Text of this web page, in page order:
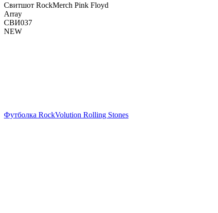
Свитшот RockMerch Pink Floyd
Array
СВИ037
NEW
Футболка RockVolution Rolling Stones